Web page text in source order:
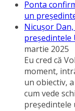
Ponta
un
Nicuşor
preşedintele
martie 2025
Eu cred că
moment,
un obiectiv,
cum vede
preşedintele